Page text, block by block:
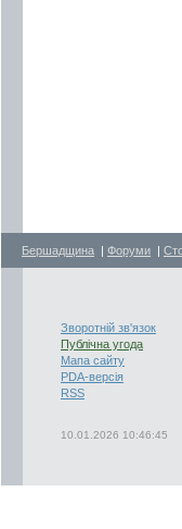
Бершадщина | Форуми |
Зворотній зв'язок
Публічна угода
Мапа сайту
PDA-версія
RSS
10.01.2026 10:46:45